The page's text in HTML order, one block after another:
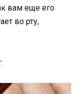
вам еще его
во рту,